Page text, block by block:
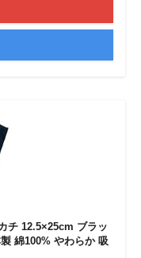
チ 12.5×25cm ブラッ
綿100% やわらか 吸